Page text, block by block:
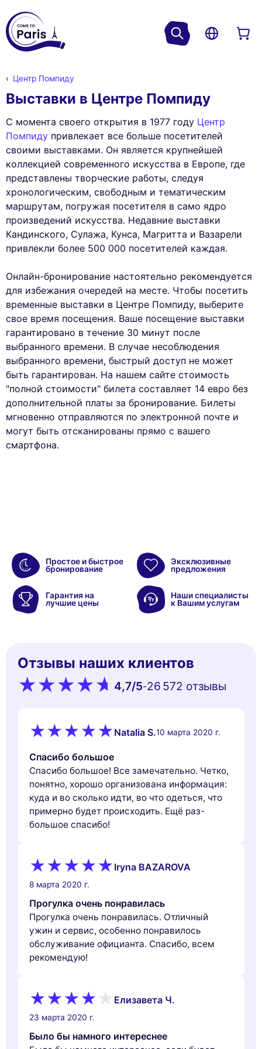
Центр Помпиду
Выставки в Центре Помпиду
С момента своего открытия в 1977 году Центр
Помпиду привлекает все больше посетителей
своими выставками. Он является крупнейшей
коллекцией современного искусства в Европе, где
представлены творческие работы, следуя
хронологическим, свободным и тематическим
маршрутам, погружая посетителя в само ядро
произведений искусства. Недавние выставки
Кандинского, Сулажа, Кунса, Магритта и Вазарели
привлекли более 500 000 посетителей каждая.
Онлайн-бронирование настоятельно рекомендуется
для избежания очередей на месте. Чтобы посетить
временные выставки в Центре Помпиду, выберите
свое время посещения. Ваше посещение выставки
гарантировано в течение 30 минут после
выбранного времени. В случае несоблюдения
выбранного времени, быстрый доступ не может
быть гарантирован. На нашем сайте стоимость
"полной стоимости" билета составляет 14 евро без
дополнительной платы за бронирование. Билеты
мгновенно отправляются по электронной почте и
могут быть отсканированы прямо с вашего
смартфона.
Простое и быстрое
бронирование
Эксклюзивные
предложения
Гарантия на
лучшие цены
Наши специалисты
к Вашим услугам
Отзывы наших клиентов
4,7/5-26 572 oтзывы
Natalia S.10 марта 2020 г.
Спасибо большое
Спасибо большое! Все замечательно. Четко,
понятно, хорошо организована информация:
куда и во сколько идти, во что одеться, что
примерно будет происходить. Ещё раз-
большое спасибо!
Iryna BAZAROVA
8 марта 2020 г.
Прогулка очень понравилась
Прогулка очень понравилась. Отличный
ужин и сервис, особенно понравилось
обслуживание официанта. Спасибо, всем
рекомендую!
Елизавета Ч.
23 марта 2020 г.
Было бы намного интереснее